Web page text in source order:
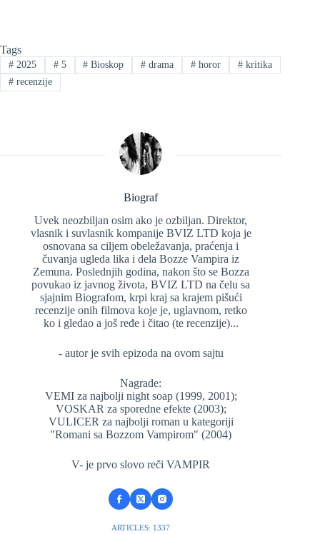
Tags
#2025 #5 # Bioskop # drama # horor #kritika
#recenzije
Biograf
Uvek neozbiljan osim ako je ozbiljan. Direktor,
vlasnik i suvlasnik kompanije BVIZ LTD koja je
osnovana sa ciljem obeležavanja, praćenja i
čuvanja ugleda lika i dela Bozze Vampira iz
Zemuna. Poslednjih godina, nakon što se Bozza
povukao iz javnog života, BVIZ LTD na čelu sa
sjajnim Biografom, krpi kraj sa krajem pišući
recenzije onih filmova koje je, uglavnom, retko
ko i gledao a još ređe i čitao (te recenzije)...
- autor je svih epizoda na ovom sajtu
Nagrade:
VEMI za najbolji night soap (1999, 2001);
VOSKAR za sporedne efekte (2003);
VULICER za najbolji roman u kategoriji
"Romani sa Bozzom Vampirom" (2004)
V- je prvo slovo reči VAMPIR
ARTICLES: 1337